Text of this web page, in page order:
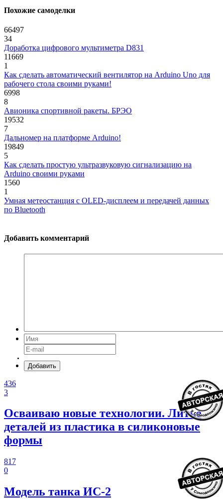
Похожие самоделки
66497
34
Доработка цифрового мультиметра D831
11669
1
Как сделать автоматический вентилятор на Arduino Uno для
рабочего стола своими руками!
6998
8
Авионика спортивной ракеты. БРЭО
19532
7
Дальномер на платформе Arduino!
19849
5
Как сделать простую ультразвуковую сигнализацию на
Arduino своими руками
1560
1
Умная метеостанция с OLED-дисплеем и передачей данных
по Bluetooth
Добавить комментарий
Добавить
436
3
Осваиваю новые технологии. Литье
деталей из пластика в силиконовые
формы
817
0
Модель танка ИС-2